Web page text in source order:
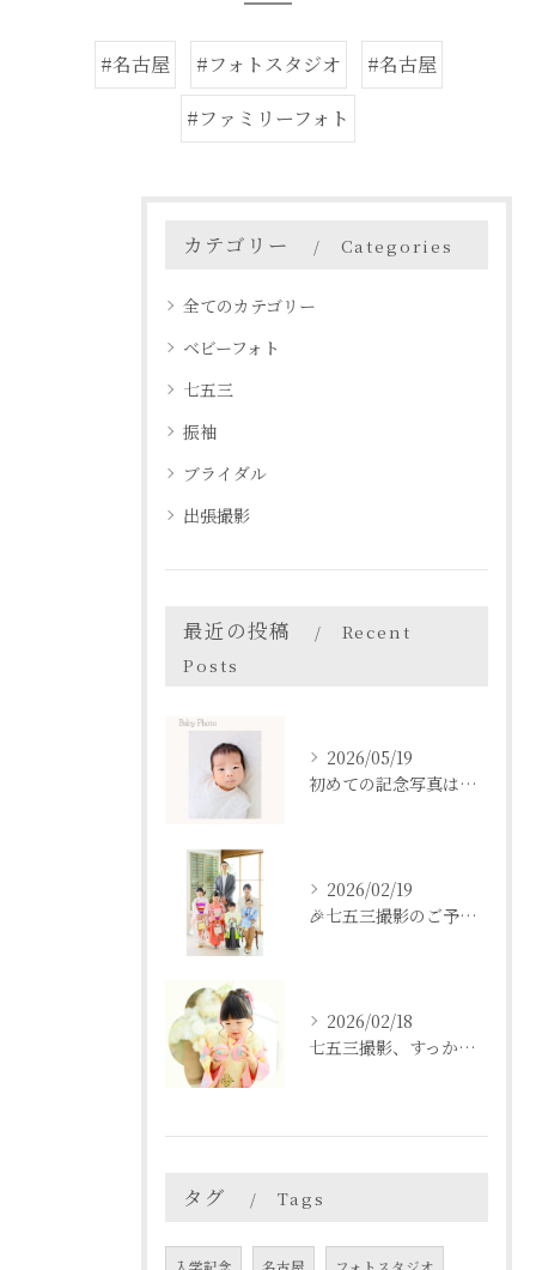
#名古屋 #フォトスタジオ
#名古屋
#ファミリーフォト
カテゴリー Categories
全てのカテゴリー
ベビーフォト
七五三
振袖
ブライダル
出張撮影
最近の投稿
Recent
Posts
2026/05/19
初めての記念写真はは、DEAR STUDIOで。
2026/02/19
🎉七五三撮影のご予約をご検討中の方へ🎉
2026/02/18
七五三撮影、すっかり忘れてた💦という方も
タグ Tags